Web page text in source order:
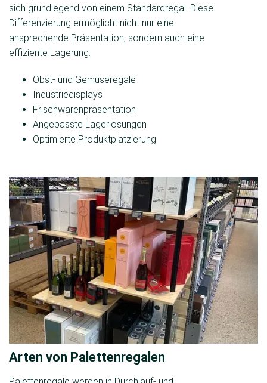
sich grundlegend von einem Standardregal. Diese
Differenzierung ermöglicht nicht nur eine
ansprechende Präsentation, sondern auch eine
effiziente Lagerung.
Obst- und Gemüseregale
Industriedisplays
Frischwaren­präsentation
Angepasste Lagerlösungen
Optimierte Produktplatzierung
Arten von Palettenregalen